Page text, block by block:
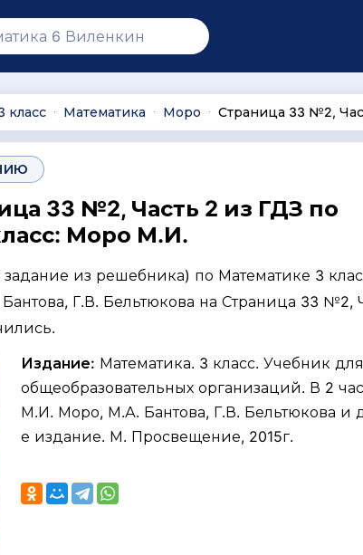
класс ∙ Математика ∙ Моро ∙ Страница 33 №2,
33 №2, Часть 2 из ГДЗ по
Моро М.И.
из решебника) по Математике 3
Г.В. Бельтюкова на Страница 33 №2,
Издание: Математика. 3 класс. Учебник для
общеобразовательных организаций. В 2
М.И. Моро, М.А. Бантова, Г.В. Бельтюкова и
е издание. М. Просвещение, 2015г.